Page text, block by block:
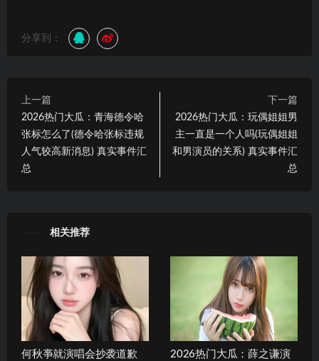
分享到：
上一篇
2026热门大瓜：青海德令哈
张标怎么了(德令哈张标违规
人气较高新消息) 真实事件汇
总
下一篇
2026热门大瓜：玩偶姐姐男
主一直是一个人吗(玩偶姐姐
和男演员的关系) 真实事件汇
总
相关推荐
何秋亊就演唱会抄袭道歉
2026热门大瓜：薛之谦演